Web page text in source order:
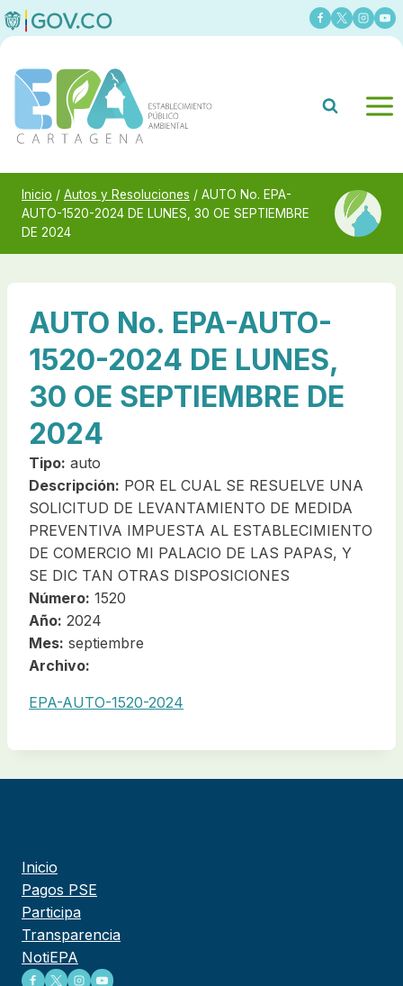
Saltar
al
Inicio / Autos y Resoluciones / AUTO No. EPA-
AUTO-1520-2024 DE LUNES, 30 OE SEPTIEMBRE
DE 2024
AUTO No. EPA-AUTO-
1520-2024 DE LUNES,
30 OE SEPTIEMBRE DE
2024
Tipo: auto
Descripción: POR EL CUAL SE RESUELVE UNA
SOLICITUD DE LEVANTAMIENTO DE MEDIDA
PREVENTIVA IMPUESTA AL ESTABLECIMIENTO
DE COMERCIO MI PALACIO DE LAS PAPAS, Y
SE DIC TAN OTRAS DISPOSICIONES
Número: 1520
Año: 2024
Mes: septiembre
Archivo:
EPA-AUTO-1520-2024
Inicio
Pagos PSE
Participa
Transparencia
NotiEPA